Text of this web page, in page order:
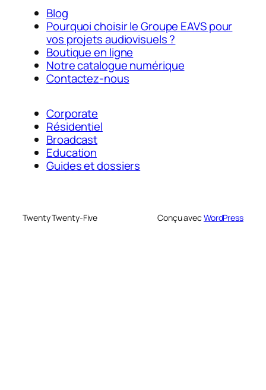
Blog
Pourquoi choisir le Groupe EAVS pour
vos projets audiovisuels ?
Boutique en ligne
Notre catalogue numérique
Contactez-nous
Corporate
Résidentiel
Broadcast
Education
Guides et dossiers
Twenty Twenty-Five Conçu avec WordPress